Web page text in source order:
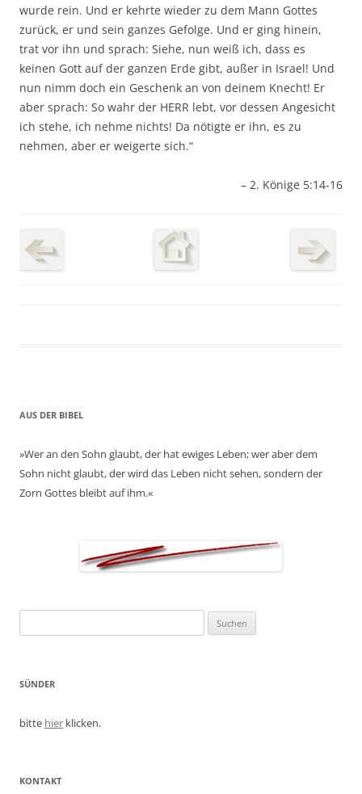
wurde rein. Und er kehrte wieder zu dem Mann Gottes
zurück, er und sein ganzes Gefolge. Und er ging hinein,
trat vor ihn und sprach: Siehe, nun weiß ich, dass es
keinen Gott auf der ganzen Erde gibt, außer in Israel! Und
nun nimm doch ein Geschenk an von deinem Knecht! Er
aber sprach: So wahr der HERR lebt, vor dessen Angesicht
ich stehe, ich nehme nichts! Da nötigte er ihn, es zu
nehmen, aber er weigerte sich.“
– 2. Könige 5:14-16
AUS DER BIBEL
»Wer an den Sohn glaubt, der hat ewiges Leben; wer aber dem
Sohn nicht glaubt, der wird das Leben nicht sehen, sondern der
Zorn Gottes bleibt auf ihm.«
nach:
SÜNDER
bitte hier klicken.
KONTAKT